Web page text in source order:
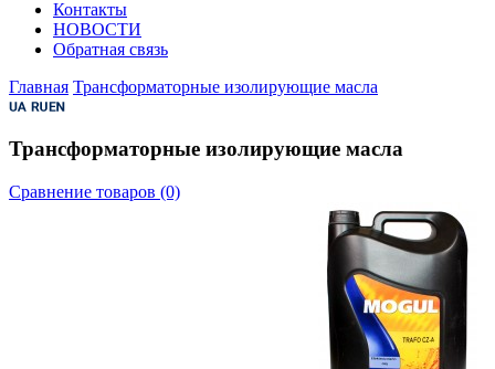
Контакты
НОВОСТИ
Обратная связь
Главная Трансформаторные изолирующие масла
Трансформаторные изолирующие масла
Сравнение товаров (0)